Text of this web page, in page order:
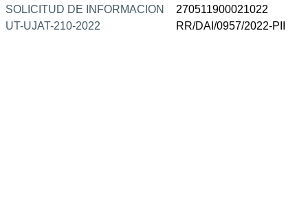
SOLICITUD DE INFORMACION
UT-UJAT-210-2022
270511900021022
RR/DAI/0957/2022-PII